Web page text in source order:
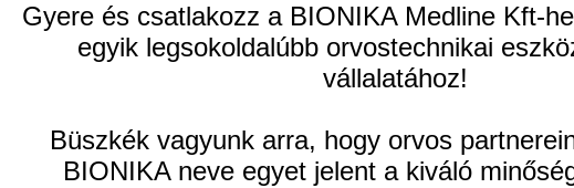
Gyere és csatlakozz a BIONIKA Medline Kft-
egyik legsokoldalúbb orvostechnikai
vállalatához!
Büszkék vagyunk arra, hogy orvos
BIONIKA neve egyet jelent a kiváló